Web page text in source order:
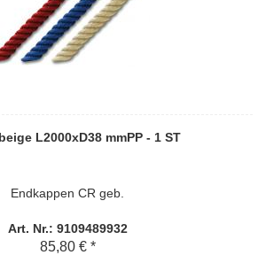
L2000xD38 mmPP - 1 ST
Endkappen CR geb.
Art. Nr.: 9109489932
85,80 € *